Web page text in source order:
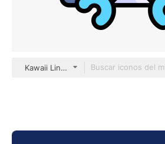
Kawaii Lineal color